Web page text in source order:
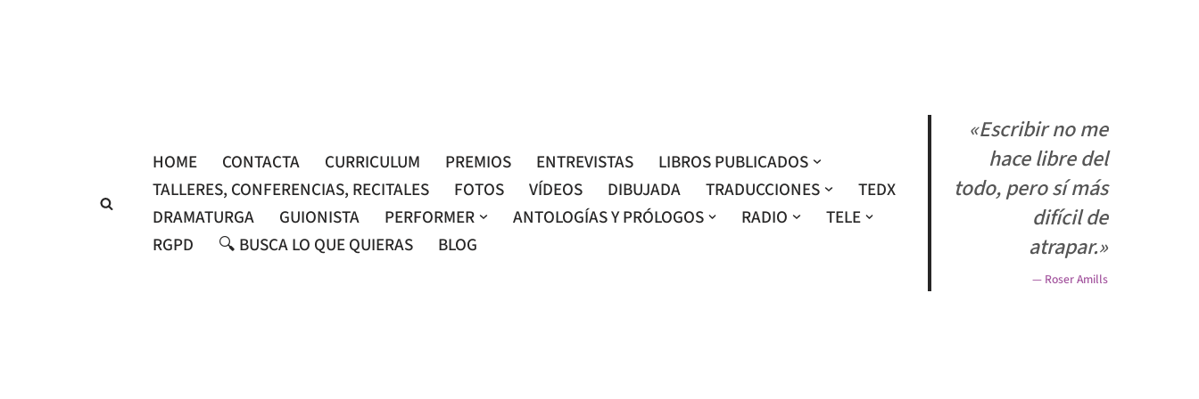
HOME CONTACTA CURRICULUM PREMIOS ENTREVISTAS
LIBROS PUBLICADOS
TALLERES, CONFERENCIAS, RECITALES
FOTOS VÍDEOS DIBUJADA TRADUCCIONES
TEDX
DRAMATURGA
GUIONISTA PERFORMER ANTOLOGÍAS Y PRÓLOGOS RADIO
TELE
RGPD
🔍 BUSCA LO QUE QUIERAS BLOG
«Escribir no me
hace libre del
todo, pero sí más
difícil de
atrapar.»
— Roser Amills